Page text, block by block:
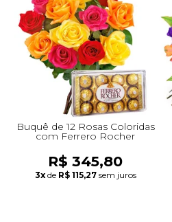
Buquê de 12 Rosas Coloridas
com Ferrero Rocher
R$ 345,80
3x de R$ 115,27 sem juros